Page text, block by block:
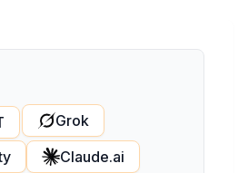
Grok
Claude.ai